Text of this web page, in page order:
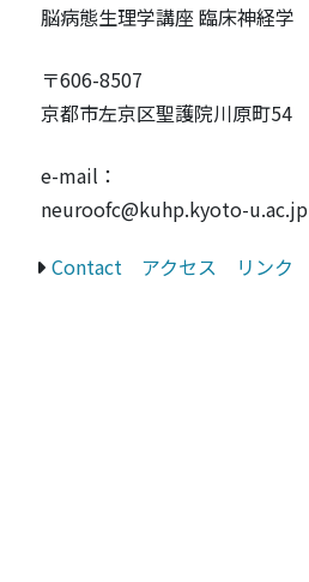
脳病態生理学講座 臨床神経学
〒606-8507
京都市左京区聖護院川原町54
e-mail：
neuroofc@kuhp.kyoto-u.ac.jp
Contact
アクセス リンク